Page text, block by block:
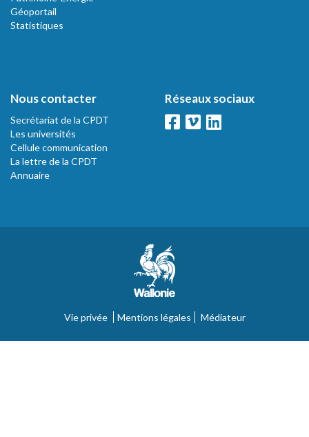
Géoportail
Statistiques
Nous contacter
Secrétariat de la CPDT
Les universités
Cellule communication
La lettre de la CPDT
Annuaire
Réseaux sociaux
Vie privée Mentions légales Médiateur